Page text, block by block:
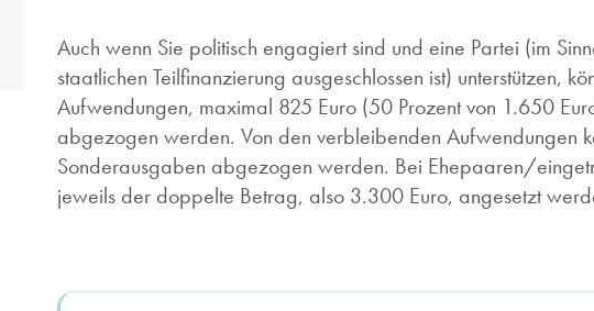
Auch wenn Sie politisch engagiert sind und eine Partei (im
staatlichen Teilfinanzierung ausgeschlossen ist) unterstützen,
Aufwendungen, maximal 825 Euro (50 Prozent von 1.650
abgezogen werden. Von den verbleibenden Aufwendungen
Sonderausgaben abgezogen werden. Bei Ehepaaren/
jeweils der doppelte Betrag, also 3.300 Euro, angesetzt